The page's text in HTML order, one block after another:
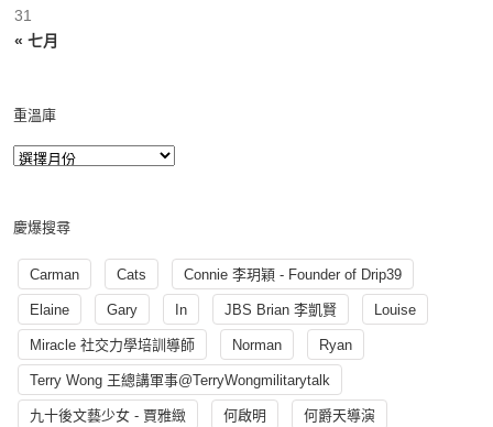
« 七月
31
重溫庫
慶爆搜尋
Carman Cats Connie 李玥穎 - Founder of Drip39
Elaine Gary In JBS Brian 李凱賢 Louise
Miracle 社交力學培訓導師 Norman Ryan
Terry Wong 王總講軍事@TerryWongmilitarytalk
九十後文藝少女 - 賈雅緻 何啟明 何爵天導演